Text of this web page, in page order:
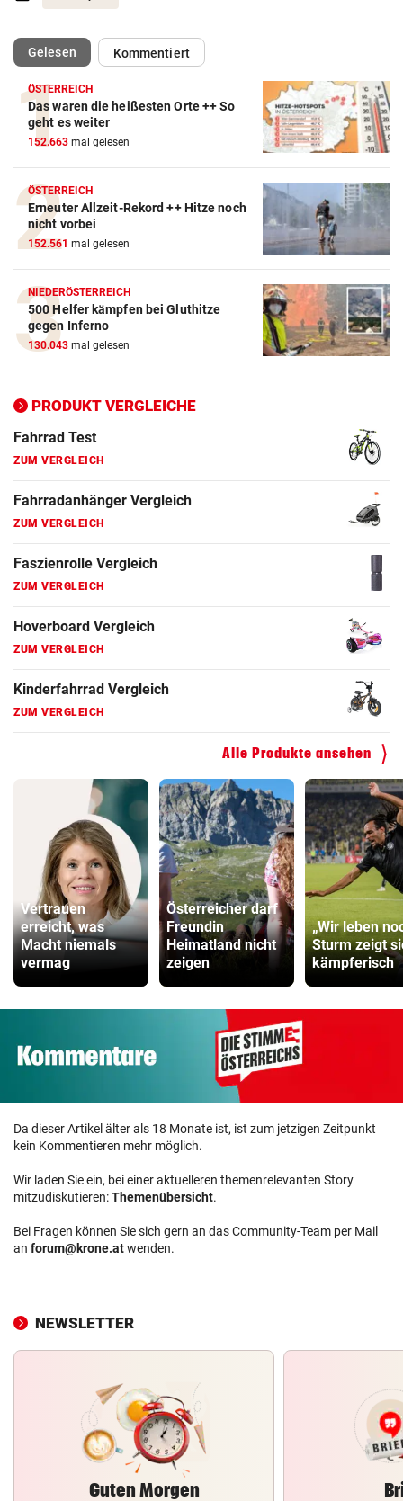
Gelesen(ausgewählt)Kommentiert
ÖSTERREICH
Das waren die heißesten Orte ++ So
geht es weiter
152.663 mal gelesen
ÖSTERREICH
Erneuter Allzeit-Rekord ++ Hitze noch
nicht vorbei
152.561 mal gelesen
NIEDERÖSTERREICH
500 Helfer kämpfen bei Gluthitze
gegen Inferno
130.043 mal gelesen
PRODUKT VERGLEICHE
Action-Cam Vergleich
ZUM VERGLEICH
Crosstrainer Vergleich
ZUM VERGLEICH
E-Bike Vergleich
ZUM VERGLEICH
Elektro-Scooter Vergleich
ZUM VERGLEICH
ZUM VERGLEICH
Fahrrad Test
ZUM VERGLEICH
Fahrradanhänger Vergleich
ZUM VERGLEICH
Faszienrolle Vergleich
ZUM VERGLEICH
Hoverboard Vergleich
ZUM VERGLEICH
Kinderfahrrad Vergleich
ZUM VERGLEICH
Alle Produkte ansehen
Vertrauen
erreicht, was
Macht niemals
vermag
Österreicher darf
Freundin
Heimatland nicht
zeigen
„Wir leben
Sturm zeigt
kämpferisch
Da dieser Artikel älter als 18 Monate ist, ist zum jetzigen Zeitpunkt
kein Kommentieren mehr möglich.
Wir laden Sie ein, bei einer aktuelleren themenrelevanten Story
mitzudiskutieren:Themenübersicht.
Bei Fragen können Sie sich gern an das Community-Team per Mail
an forum@krone.atwenden.
NEWSLETTER
Guten Morgen